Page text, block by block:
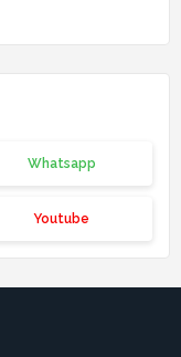
Whatsapp
Youtube